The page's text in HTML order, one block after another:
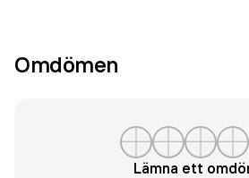
Omdömen
Lämna ett